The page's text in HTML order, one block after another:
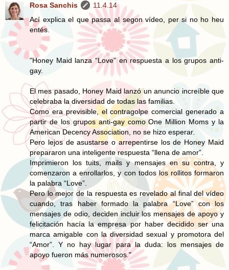
Rosa Sanchis
11.4.14
Ací explica el que passa al segon vídeo, per si no ho heu
entés.
"Honey Maid lanza “Love” en respuesta a los grupos anti-
gay.
El mes pasado, Honey Maid lanzó un anuncio increíble que
celebraba la diversidad de todas las familias.
Como era previsible, el contragolpe comercial generado a
partir de los grupos anti-gay como One Million Moms y la
American Decency Association, no se hizo esperar.
Pero lejos de asustarse o arrepentirse los de Honey Maid
prepararon una inteligente respuesta “llena de amor”.
Imprimieron los tuits, mails y mensajes en su contra, y
comenzaron a enrollarlos, y con todos los rollitos formaron
la palabra “Love”.
Pero lo mejor de la respuesta es revelado al final del vídeo
cuando, tras haber formado la palabra “Love” con los
mensajes de odio, deciden incluir los mensajes de apoyo y
felicitación hacía la empresa por haber decidido ser una
marca amigable con la diversidad sexual y promotora del
“Amor”. Y no hay lugar para la duda: los mensajes de
apoyo fueron más numerosos."